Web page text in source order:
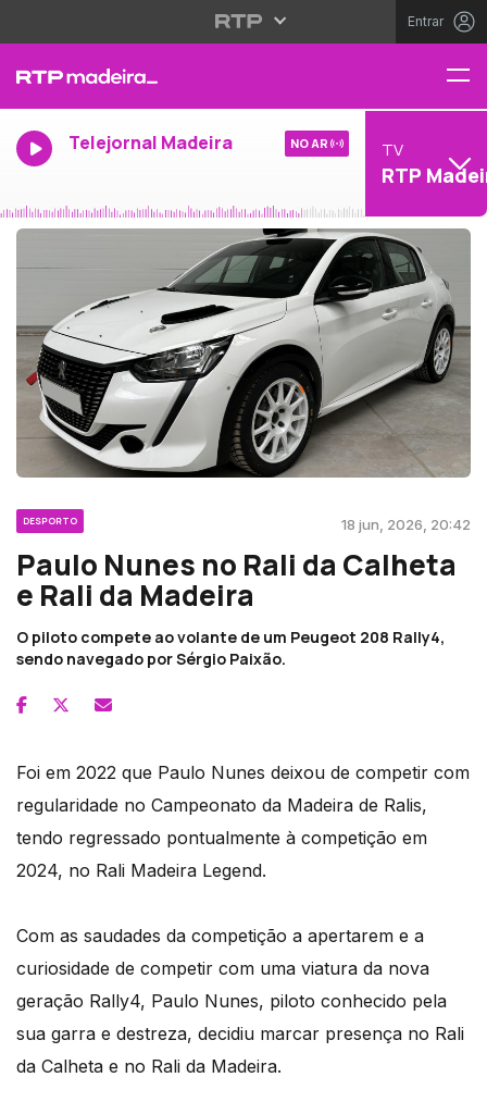
Entrar
Telejornal Madeira NO AR TV
RTP
DESPORTO 18 jun, 2026, 20:42
Paulo Nunes no Rali da Calheta
e Rali da Madeira
O piloto compete ao volante de um Peugeot 208 Rally4,
sendo navegado por Sérgio Paixão.
Foi em 2022 que Paulo Nunes deixou de competir com
regularidade no Campeonato da Madeira de Ralis,
tendo regressado pontualmente à competição em
2024, no Rali Madeira Legend.
Com as saudades da competição a apertarem e a
curiosidade de competir com uma viatura da nova
geração Rally4, Paulo Nunes, piloto conhecido pela
sua garra e destreza, decidiu marcar presença no Rali
da Calheta e no Rali da Madeira.